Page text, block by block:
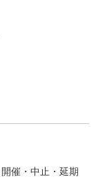
催・中止・延期